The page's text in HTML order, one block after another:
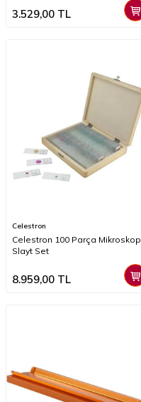
3.529,00 TL
Celestron
Celestron 100 Parça Mikroskop
Slayt Set
8.959,00 TL